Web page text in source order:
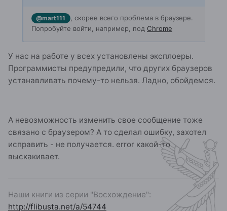
@mart111
, скорее всего проблема в браузере.
Попробуйте войти, например, под Chrome
У нас на работе у всех установлены эксплоеры.
Программисты предупредили, что других браузеров
устанавливать почему-то нельзя. Ладно, обойдемся.
А невозможность изменить свое сообщение тоже
связано с браузером? А то сделал ошибку, захотел
исправить - не получается. error какой-то
выскакивает.
Наши книги из серии "Восхождение":
http://flibusta.net/a/54744